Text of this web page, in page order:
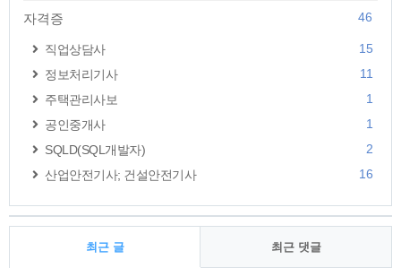
자격증 46
직업상담사
15
정보처리기사
11
주택관리사보
1
공인중개사
1
SQLD(SQL개발자)
2
산업안전기사; 건설안전기사
16
최근 글 최근 댓글